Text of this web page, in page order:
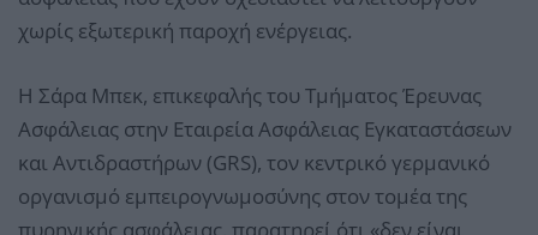
χωρίς εξωτερική παροχή ενέργειας.
Η Σάρα Μπεκ, επικεφαλής του Τμήματος Έρευνας
Ασφάλειας στην Εταιρεία Ασφάλειας Εγκαταστάσεων
και Αντιδραστήρων (GRS), τον κεντρικό γερμανικό
οργανισμό εμπειρογνωμοσύνης στον τομέα της
πυρηνικής ασφάλειας, παρατηρεί ότι «δεν είναι